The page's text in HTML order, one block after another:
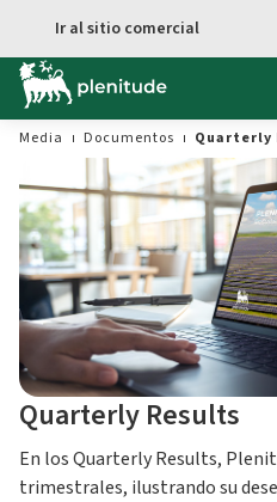
Ir al contenido principal
Ir al sitio comercial
Media
Documentos Quarterly
Quarterly Results
En los Quarterly Results,
trimestrales, ilustrando su